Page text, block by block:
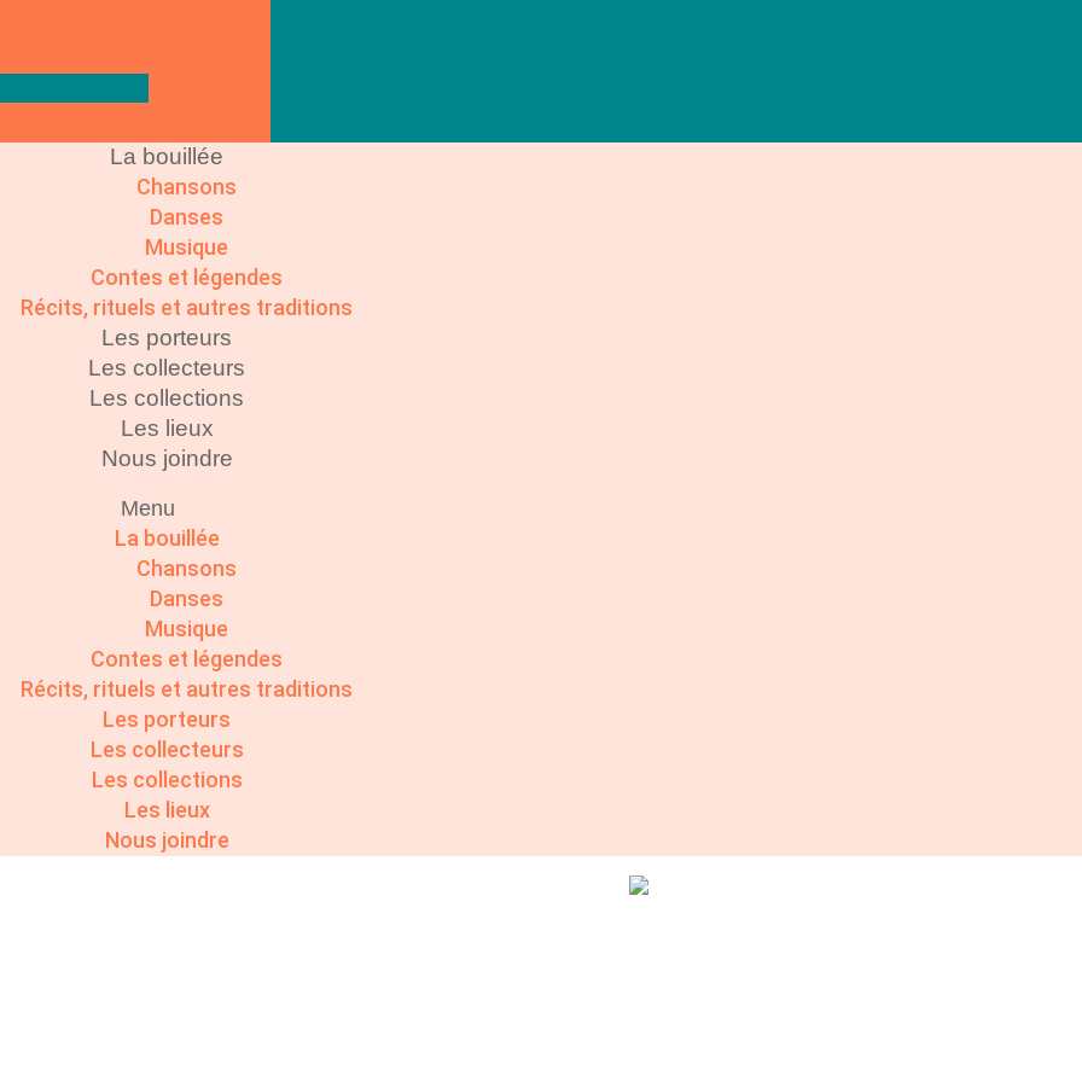
La bouillée
Chansons
Danses
Musique
Contes et légendes
Récits, rituels et autres traditions
Les porteurs
Les collecteurs
Les collections
Les lieux
Nous joindre
Menu
La bouillée
Chansons
Danses
Musique
Contes et légendes
Récits, rituels et autres traditions
Les porteurs
Les collecteurs
Les collections
Les lieux
Nous joindre